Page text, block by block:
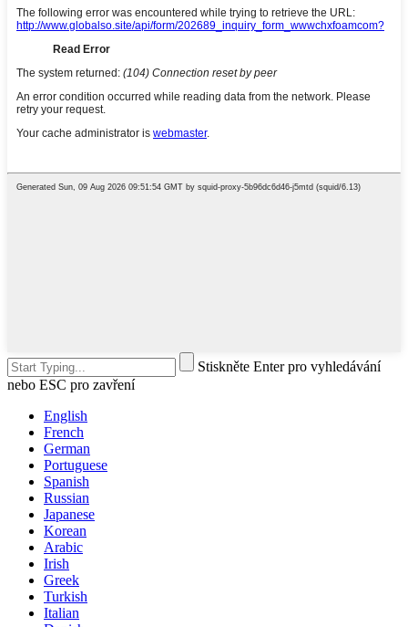
Stiskněte Enter pro vyhledávání
nebo ESC pro zavření
English
French
German
Portuguese
Spanish
Russian
Japanese
Korean
Arabic
Irish
Greek
Turkish
Italian